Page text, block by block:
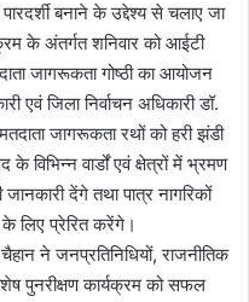
बनाने के उद्देश्य से चलाए जा
के अंतर्गत शनिवार को आईटी
जागरूकता गोष्ठी का आयोजन
एवं जिला निर्वाचन अधिकारी डॉ.
जागरूकता रथों को हरी झंडी
विभिन्न वार्डों एवं क्षेत्रों में भ्रमण
देंगे तथा पात्र नागरिकों
लिए प्रेरित करेंगे।
ने जनप्रतिनिधियों, राजनीतिक
पुनरीक्षण कार्यक्रम को सफल